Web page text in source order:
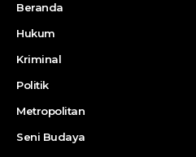
Beranda
Hukum
Kriminal
Politik
Metropolitan
Seni Budaya